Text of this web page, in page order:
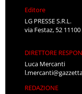
Editore
LG PRESSE S.R.L.
via Festaz, 52 11100
DIRETTORE
Luca Mercanti
REDAZIONE